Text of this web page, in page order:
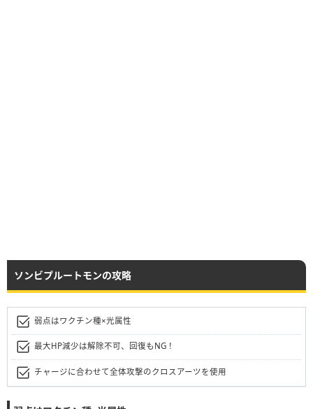
ソンビプルートモンの攻略
弱点はワクチン種×光属性
最大HP減少は解除不可、回復もNG！
チャージに合わせて全体攻撃のクロスアーツを使用